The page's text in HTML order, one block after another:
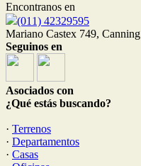
Encontranos en
(011) 42329595
Mariano Castex 749, Canning
Seguinos en
Asociados con
¿Qué estás buscando?
· Terrenos
· Departamentos
· Casas